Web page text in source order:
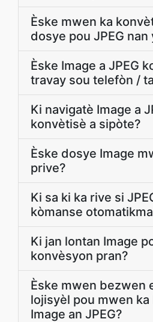
Èske mwen ka
dosye pou JPEG nan
Èske Image a JPEG
travay sou telefòn /
Ki navigatè Image a
konvètisè a sipòte?
Èske dosye Image
prive?
Ki sa ki ka rive si
kòmanse
Ki jan lontan Image
konvèsyon pran?
Èske mwen bezwen
lojisyèl pou mwen ka
Image an JPEG?